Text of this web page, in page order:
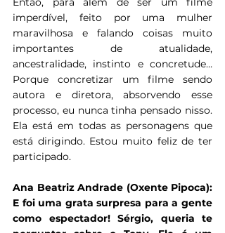
imperdível, feito por uma mulher
maravilhosa e falando coisas muito
importantes de atualidade,
ancestralidade, instinto e concretude…
Porque concretizar um filme sendo
autora e diretora, absorvendo esse
processo, eu nunca tinha pensado nisso.
Ela está em todas as personagens que
está dirigindo. Estou muito feliz de ter
participado.
Ana Beatriz Andrade (Oxente Pipoca):
E foi uma grata surpresa para a gente
como espectador! Sérgio, queria te